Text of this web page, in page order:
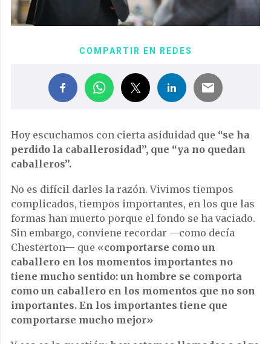
COMPARTIR EN REDES
Hoy escuchamos con cierta asiduidad que “se ha
perdido la caballerosidad”, que “ya no quedan
caballeros”.
No es difícil darles la razón. Vivimos tiempos
complicados, tiempos importantes, en los que las
formas han muerto porque el fondo se ha vaciado.
Sin embargo, conviene recordar —como decía
Chesterton— que «comportarse como un
caballero en los momentos importantes no
tiene mucho sentido: un hombre se comporta
como un caballero en los momentos que no son
importantes. En los importantes tiene que
comportarse mucho mejor»